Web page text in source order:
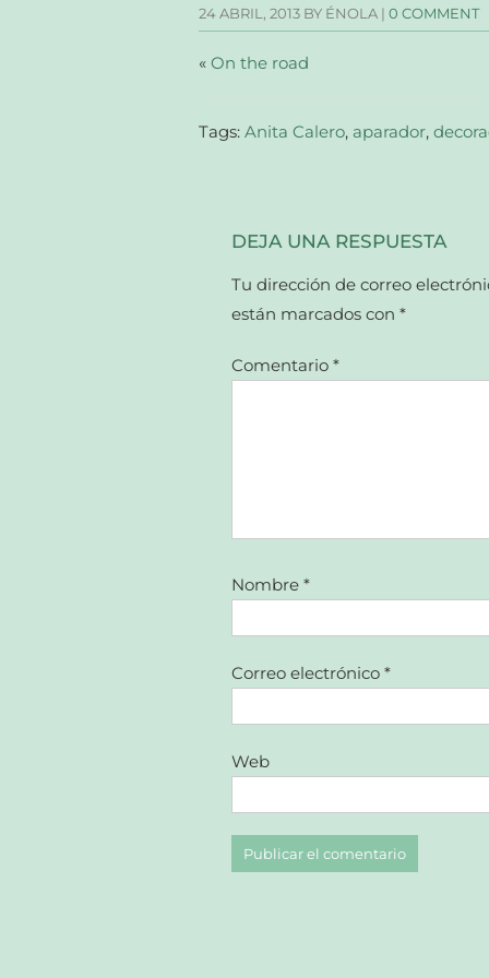
ventana
nueva)
ventana
nueva)
ventana
nueva)
un
amigo
24 ABRIL, 2013 BY ÉNOLA | 0 COMMENT
« On the road
Tags: Anita Calero, aparador,
DEJA UNA RESPUESTA
Tu dirección de correo
están marcados con *
Comentario *
Nombre *
Correo electrónico *
Web